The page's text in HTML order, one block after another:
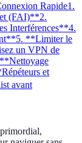
Rapide1.
(FAI)**2.
Interférences**4.
5. **Limiter le
un VPN de
et
avant